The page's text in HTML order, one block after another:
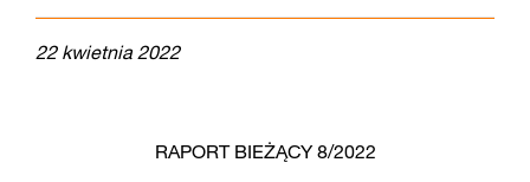
22 kwietnia 2022
RAPORT BIEŻĄCY 8/2022